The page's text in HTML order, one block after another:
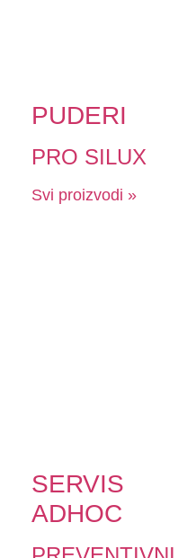
PUDERI
PRO SILUX
Svi proizvodi »
SERVIS
ADHOC